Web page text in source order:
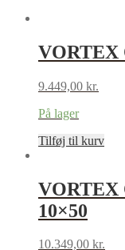
VORTEX
9.449,00 kr.
På lager
Tilføj til kurv
VORTEX
10×50
10.349,00 kr.